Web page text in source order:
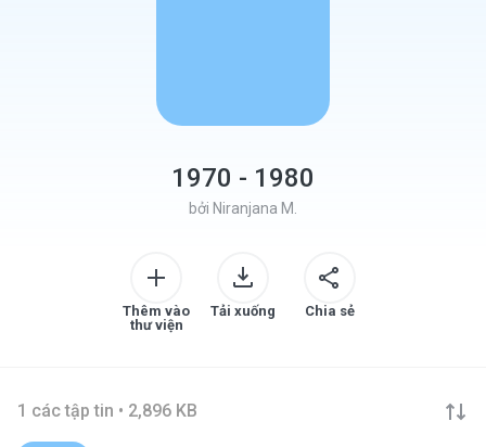
1970 - 1980
bởi Niranjana M.
Thêm vào
thư viện
Tải xuống Chia sẻ
1 các tập tin • 2,896 KB